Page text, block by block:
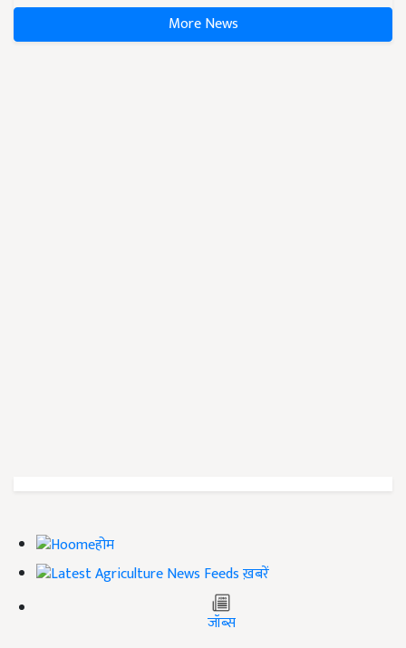
More News
होम
ख़बरें
जॉब्स